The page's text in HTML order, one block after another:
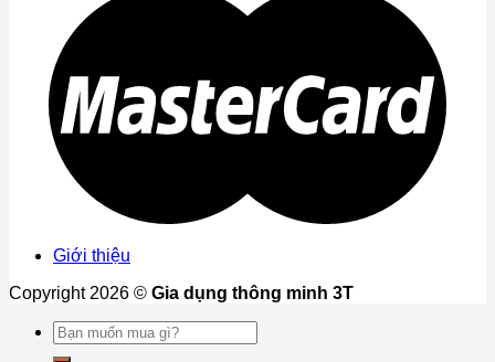
Giới thiệu
Copyright 2026 © Gia dụng thông minh 3T
Tìm
kiếm: